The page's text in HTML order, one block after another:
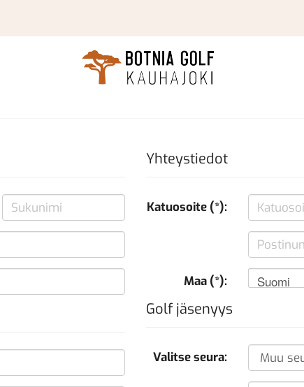
Yhteystiedot
Katuosoite (*):
Maa (*): Suomi
Golf jäsenyys
Valitse seura: